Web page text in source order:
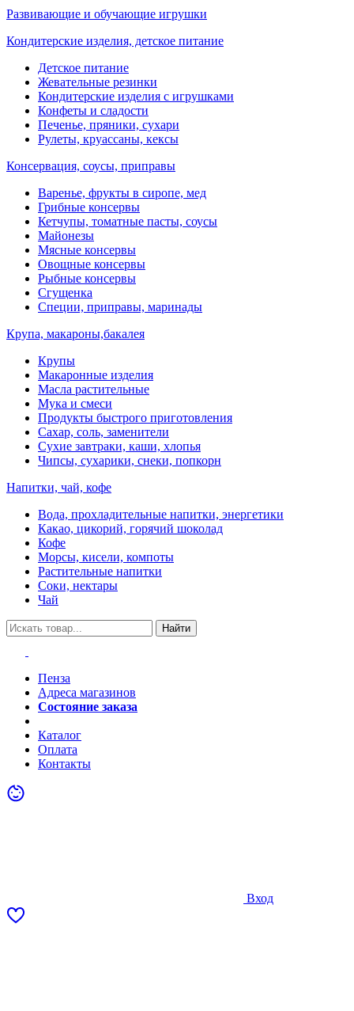
Развивающие и обучающие игрушки
Кондитерские изделия, детское питание
Детское питание
Жевательные резинки
Кондитерские изделия с игрушками
Конфеты и сладости
Печенье, пряники, сухари
Рулеты, круассаны, кексы
Консервация, соусы, приправы
Варенье, фрукты в сиропе, мед
Грибные консервы
Кетчупы, томатные пасты, соусы
Майонезы
Мясные консервы
Овощные консервы
Рыбные консервы
Сгущенка
Специи, приправы, маринады
Крупа, макароны,бакалея
Крупы
Макаронные изделия
Масла растительные
Мука и смеси
Продукты быстрого приготовления
Сахар, соль, заменители
Сухие завтраки, каши, хлопья
Чипсы, сухарики, снеки, попкорн
Напитки, чай, кофе
Вода, прохладительные напитки, энергетики
Какао, цикорий, горячий шоколад
Кофе
Морсы, кисели, компоты
Растительные напитки
Соки, нектары
Чай
Найти
Пенза
Адреса магазинов
Состояние заказа
Каталог
Оплата
Контакты
Вход